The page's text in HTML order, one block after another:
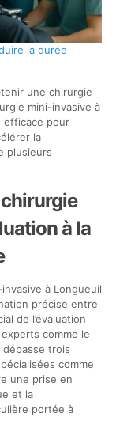
la durée
une chirurgie
mini-invasive à
efficace pour
la
plusieurs
à la
à Longueuil
précise entre
de l’évaluation
comme le
dépasse trois
comme
une prise en
et la
portée à